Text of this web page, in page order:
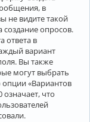
в
не видите такой
опросов.
ответа в
вариант
Вы также
могут выбрать
«Вариантов
означает, что